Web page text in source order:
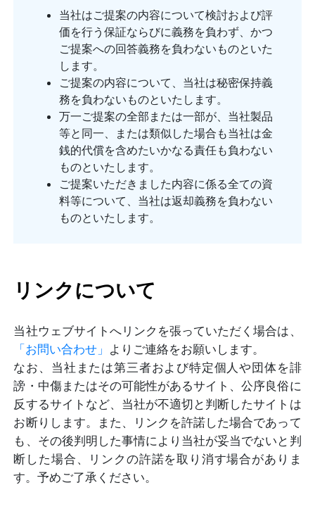
当社はご提案の内容について検討および評
価を行う保証ならびに義務を負わず、かつ
ご提案への回答義務を負わないものといた
します。
ご提案の内容について、当社は秘密保持義
務を負わないものといたします。
万一ご提案の全部または一部が、当社製品
等と同一、または類似した場合も当社は金
銭的代償を含めたいかなる責任も負わない
ものといたします。
ご提案いただきました内容に係る全ての資
料等について、当社は返却義務を負わない
ものといたします。
リンクについて
当社ウェブサイトへリンクを張っていただく場合は、
「お問い合わせ」 よりご連絡をお願いします。
なお、当社または第三者および特定個人や団体を誹
謗・中傷またはその可能性があるサイト、公序良俗に
反するサイトなど、当社が不適切と判断したサイトは
お断りします。また、リンクを許諾した場合であって
も、その後判明した事情により当社が妥当でないと判
断した場合、リンクの許諾を取り消す場合がありま
す。予めご了承ください。